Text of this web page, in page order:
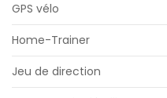
GPS vélo
Home-Trainer
Jeu de direction